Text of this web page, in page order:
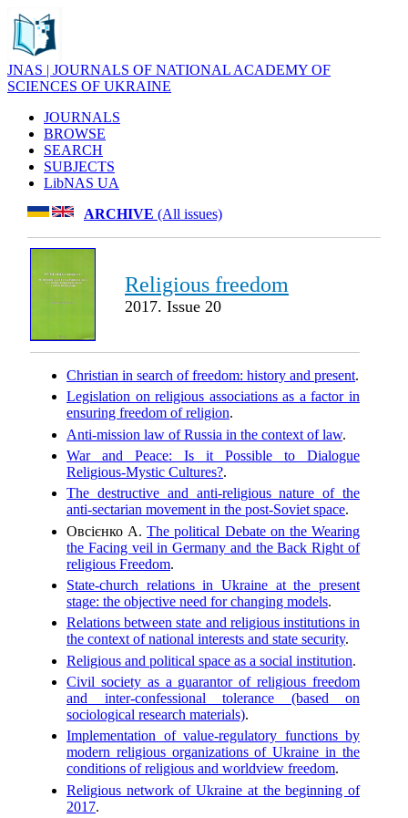
JNAS | JOURNALS OF NATIONAL ACADEMY OF
SCIENCES OF UKRAINE
JOURNALS
BROWSE
SEARCH
SUBJECTS
LibNAS UA
ARCHIVE (All issues)
Religious freedom
2017. Issue 20
Christian in search of freedom: history and present.
Legislation on religious associations as a factor in
ensuring freedom of religion.
Anti-mission law of Russia in the context of law.
War and Peace: Is it Possible to Dialogue
Religious-Mystic Cultures?.
The destructive and anti-religious nature of the
anti-sectarian movement in the post-Soviet space.
Овсієнко А.The political Debate on the Wearing
the Facing veil in Germany and the Back Right of
religious Freedom.
State-church relations in Ukraine at the present
stage: the objective need for changing models.
Relations between state and religious institutions in
the context of national interests and state security.
Religious and political space as a social institution.
Civil society as a guarantor of religious freedom
and inter-confessional tolerance (based on
sociological research materials).
Implementation of value-regulatory functions by
modern religious organizations of Ukraine in the
conditions of religious and worldview freedom.
Religious network of Ukraine at the beginning of
2017.